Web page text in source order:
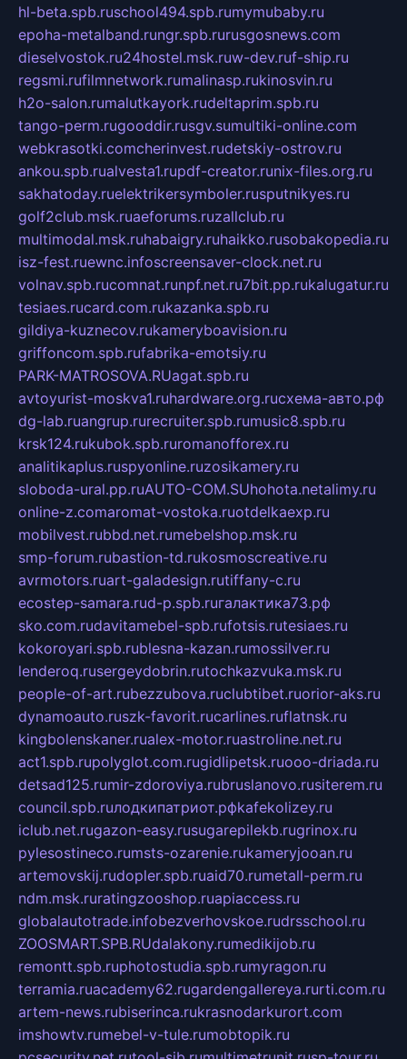
hl-beta.spb.ruschool494.spb.rumymubaby.ru
epoha-metalband.rungr.spb.rurusgosnews.com
dieselvostok.ru24hostel.msk.ruw-dev.ruf-ship.ru
regsmi.rufilmnetwork.rumalinasp.rukinosvin.ru
h2o-salon.rumalutkayork.rudeltaprim.spb.ru
tango-perm.rugooddir.rusgv.sumultiki-online.com
webkrasotki.comcherinvest.rudetskiy-ostrov.ru
ankou.spb.rualvesta1.rupdf-creator.runix-files.org.ru
sakhatoday.ruelektrikersymboler.rusputnikyes.ru
golf2club.msk.ruaeforums.ruzallclub.ru
multimodal.msk.ruhabaigry.ruhaikko.rusobakopedia.ru
isz-fest.ruewnc.infoscreensaver-clock.net.ru
volnav.spb.rucomnat.runpf.net.ru7bit.pp.rukalugatur.ru
tesiaes.rucard.com.rukazanka.spb.ru
gildiya-kuznecov.rukameryboavision.ru
griffoncom.spb.rufabrika-emotsiy.ru
PARK-MATROSOVA.RUagat.spb.ru
avtoyurist-moskva1.ruhardware.org.ruсхема-авто.рф
dg-lab.ruangrup.rurecruiter.spb.rumusic8.spb.ru
krsk124.rukubok.spb.ruromanofforex.ru
analitikaplus.ruspyonline.ruzosikamery.ru
sloboda-ural.pp.ruAUTO-COM.SUhohota.netalimy.ru
online-z.comaromat-vostoka.ruotdelkaexp.ru
mobilvest.rubbd.net.rumebelshop.msk.ru
smp-forum.rubastion-td.rukosmoscreative.ru
avrmotors.ruart-galadesign.rutiffany-c.ru
ecostep-samara.rud-p.spb.ruгалактика73.рф
sko.com.rudavitamebel-spb.rufotsis.rutesiaes.ru
kokoroyari.spb.rublesna-kazan.rumossilver.ru
lenderoq.rusergeydobrin.rutochkazvuka.msk.ru
people-of-art.rubezzubova.ruclubtibet.ruorior-aks.ru
dynamoauto.ruszk-favorit.rucarlines.ruflatnsk.ru
kingbolenskaner.rualex-motor.ruastroline.net.ru
act1.spb.rupolyglot.com.rugidlipetsk.ruooo-driada.ru
detsad125.rumir-zdoroviya.rubruslanovo.rusiterem.ru
council.spb.ruлодкипатриот.рфkafekolizey.ru
iclub.net.rugazon-easy.rusugarepilekb.rugrinox.ru
pylesostineco.rumsts-ozarenie.rukameryjooan.ru
artemovskij.rudopler.spb.ruaid70.rumetall-perm.ru
ndm.msk.ruratingzooshop.ruapiaccess.ru
globalautotrade.infobezverhovskoe.rudrsschool.ru
ZOOSMART.SPB.RUdalakony.rumedikijob.ru
remontt.spb.ruphotostudia.spb.rumyragon.ru
terramia.ruacademy62.rugardengallereya.rurti.com.ru
artem-news.rubiserinca.rukrasnodarkurort.com
imshowtv.rumebel-v-tule.rumobtopik.ru